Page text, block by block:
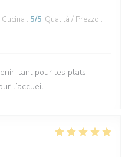
Cucina : 5/5 Qualità / Prezzo :
tant pour les plats
l’accueil.